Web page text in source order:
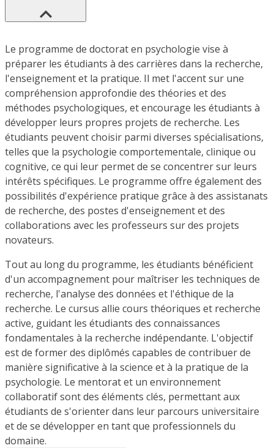
Le programme de doctorat en psychologie vise à
préparer les étudiants à des carrières dans la recherche,
l'enseignement et la pratique. Il met l'accent sur une
compréhension approfondie des théories et des
méthodes psychologiques, et encourage les étudiants à
développer leurs propres projets de recherche. Les
étudiants peuvent choisir parmi diverses spécialisations,
telles que la psychologie comportementale, clinique ou
cognitive, ce qui leur permet de se concentrer sur leurs
intérêts spécifiques. Le programme offre également des
possibilités d'expérience pratique grâce à des assistanats
de recherche, des postes d'enseignement et des
collaborations avec les professeurs sur des projets
novateurs.
Tout au long du programme, les étudiants bénéficient
d'un accompagnement pour maîtriser les techniques de
recherche, l'analyse des données et l'éthique de la
recherche. Le cursus allie cours théoriques et recherche
active, guidant les étudiants des connaissances
fondamentales à la recherche indépendante. L'objectif
est de former des diplômés capables de contribuer de
manière significative à la science et à la pratique de la
psychologie. Le mentorat et un environnement
collaboratif sont des éléments clés, permettant aux
étudiants de s'orienter dans leur parcours universitaire
et de se développer en tant que professionnels du
domaine.